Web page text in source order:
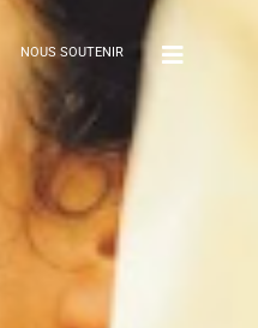
NOUS SOUTENIR